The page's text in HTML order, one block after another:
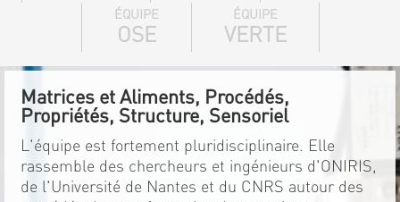
ÉQUIPE
OSE
ÉQUIPE
VERTE
Matrices et Aliments, Procédés,
Propriétés, Structure, Sensoriel
L'équipe est fortement pluridisciplinaire. Elle
rassemble des chercheurs et ingénieurs d'ONIRIS,
de l'Université de Nantes et du CNRS autour des